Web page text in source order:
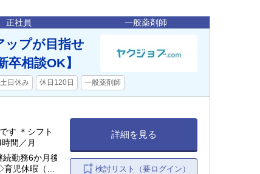
正社員 一般薬剤師
ップが目指せ
相談OK】
土日休み 休日120日 一般薬剤師
す ＊シフト
間／月
勤務6か月後
児休暇（取得
詳細を見る
検討リスト（要ログイン）